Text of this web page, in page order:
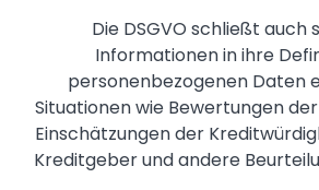
Die DSGVO schließt auch
Informationen in ihre
personenbezogenen Daten
Situationen wie Bewertungen
Einschätzungen der
Kreditgeber und andere